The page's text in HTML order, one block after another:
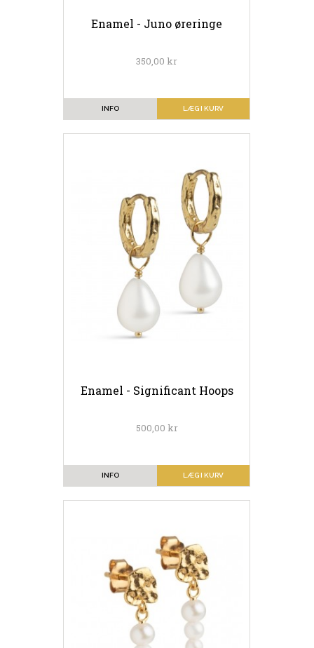
Enamel - Juno øreringe
350,00 kr
LÆG I KURV
INFO
Enamel - Significant Hoops
500,00 kr
LÆG I KURV
INFO